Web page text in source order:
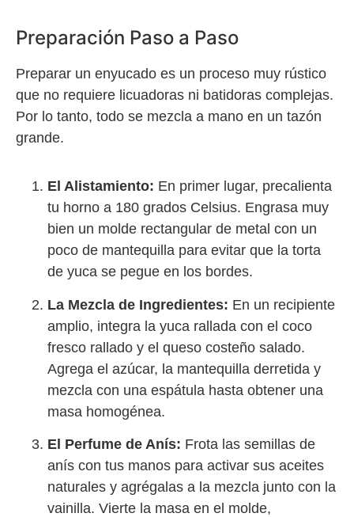
Preparación Paso a Paso
Preparar un enyucado es un proceso muy rústico
que no requiere licuadoras ni batidoras complejas.
Por lo tanto, todo se mezcla a mano en un tazón
grande.
El Alistamiento: En primer lugar, precalienta
tu horno a 180 grados Celsius. Engrasa muy
bien un molde rectangular de metal con un
poco de mantequilla para evitar que la torta
de yuca se pegue en los bordes.
La Mezcla de Ingredientes: En un recipiente
amplio, integra la yuca rallada con el coco
fresco rallado y el queso costeño salado.
Agrega el azúcar, la mantequilla derretida y
mezcla con una espátula hasta obtener una
masa homogénea.
El Perfume de Anís: Frota las semillas de
anís con tus manos para activar sus aceites
naturales y agrégalas a la mezcla junto con la
vainilla. Vierte la masa en el molde,